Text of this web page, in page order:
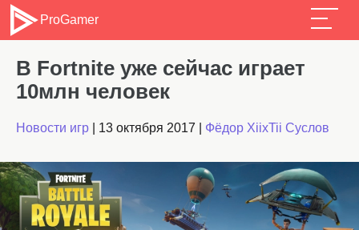
ProGamer
В Fortnite уже сейчас играет
10млн человек
Новости игр 13 октября 2017 Фёдор XiixTii Суслов